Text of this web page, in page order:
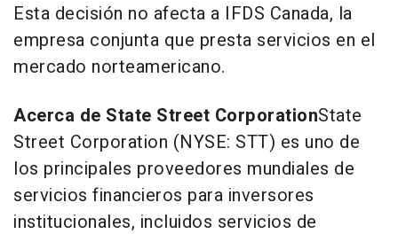
Esta decisión no afecta a IFDS Canada, la
empresa conjunta que presta servicios en el
mercado norteamericano.
Acerca de State Street CorporationState
Street Corporation (NYSE: STT) es uno de
los principales proveedores mundiales de
servicios financieros para inversores
institucionales, incluidos servicios de